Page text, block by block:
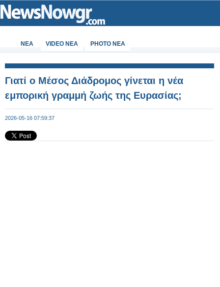
ΝΕΑ VIDEO NEA PHOTO NEA
Γιατί ο Μέσος Διάδρομος γίνεται η νέα
εμπορική γραμμή ζωής της Ευρασίας;
2026-05-16 07:59:37